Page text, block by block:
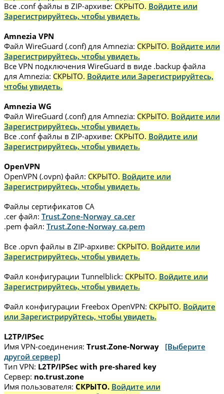
Все .conf файлы в ZIP-архиве: СКРЫТО. Войдите или
Зарегистрируйтесь, чтобы увидеть.
Amnezia VPN
Файл WireGuard (.conf) для Amnezia: СКРЫТО. Войдите или
Зарегистрируйтесь, чтобы увидеть.
Все VPN подключения WireGuard в виде .backup файла
для Amnezia: СКРЫТО. Войдите или Зарегистрируйтесь,
чтобы увидеть.
Amnezia WG
Файл WireGuard (.conf) для Amnezia: СКРЫТО. Войдите или
Зарегистрируйтесь, чтобы увидеть.
Все .conf файлы в ZIP-архиве: СКРЫТО. Войдите или
Зарегистрируйтесь, чтобы увидеть.
OpenVPN
OpenVPN (.ovpn) файл: СКРЫТО. Войдите или
Зарегистрируйтесь, чтобы увидеть.
Файлы сертификатов CA
.cer файл: Trust.Zone-Norway_ca.cer
.pem файл: Trust.Zone-Norway_ca.pem
Все .opvn файлы в ZIP-архиве: СКРЫТО. Войдите или
Зарегистрируйтесь, чтобы увидеть.
Файл конфигурации Tunnelblick: СКРЫТО. Войдите или
Зарегистрируйтесь, чтобы увидеть.
Файл конфигурации Freebox OpenVPN: СКРЫТО. Войдите
или Зарегистрируйтесь, чтобы увидеть.
L2TP/IPSec
Имя VPN-соединения: Trust.Zone-Norway
[Выберите
другой сервер]
Тип VPN: L2TP/IPSec with pre-shared key
Сервер: no.trust.zone
Имя пользователя: СКРЫТО. Войдите или